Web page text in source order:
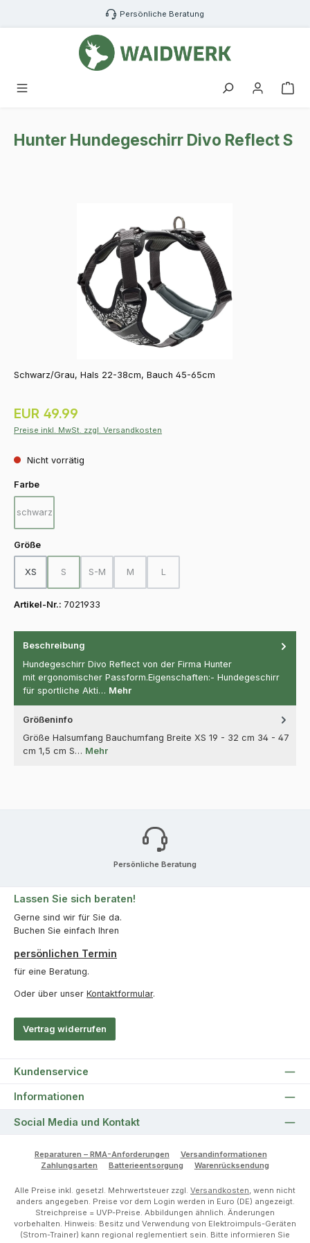
Zum Hauptinhalt springen Persönliche Beratung
Hunter Hundegeschirr Divo Reflect S
Schwarz/Grau, Hals 22-38cm, Bauch 45-65cm
Regulärer Preis:
EUR 49.99
Preise inkl. MwSt. zzgl. Versandkosten
Nicht vorrätig
Farbeauswählen
schwarz
(Diese Option ist zurzeit nicht verfügbar.)
Größeauswählen
XS S
(Diese Option ist zurzeit nicht verfügbar.)
S-M
(Diese Option ist zurzeit nicht verfügbar.)
M
(Diese Option ist zurzeit nicht verfügbar.)
L
(Diese Option ist zurzeit nicht
Artikel-Nr.: 7021933
Beschreibung
Hundegeschirr Divo Reflect von der Firma Hunter
mit ergonomischer Passform.Eigenschaften:- Hundegeschirr
für sportliche Akti… Mehr
Größeninfo
Größe Halsumfang Bauchumfang Breite XS 19 - 32 cm 34 - 47
cm 1,5 cm S… Mehr
Persönliche Beratung
Lassen Sie sich beraten!
Gerne sind wir für Sie da.
Buchen Sie einfach Ihren
persönlichen Termin
für eine Beratung.
Oder über unser Kontaktformular.
Vertrag widerrufen
Kundenservice
Informationen
Social Media und Kontakt
Reparaturen – RMA-Anforderungen
Versandinformationen
Zahlungsarten
Batterieentsorgung Warenrücksendung
Alle Preise inkl. gesetzl. Mehrwertsteuer zzgl. Versandkosten, wenn nicht
anders angegeben. Preise vor dem Login werden in Euro (DE) angezeigt.
Streichpreise = UVP-Preise. Abbildungen ähnlich. Änderungen
vorbehalten. Hinweis: Besitz und Verwendung von Elektroimpuls-Geräten
(Strom-Trainer) kann regional reglementiert sein. Bitte informieren Sie